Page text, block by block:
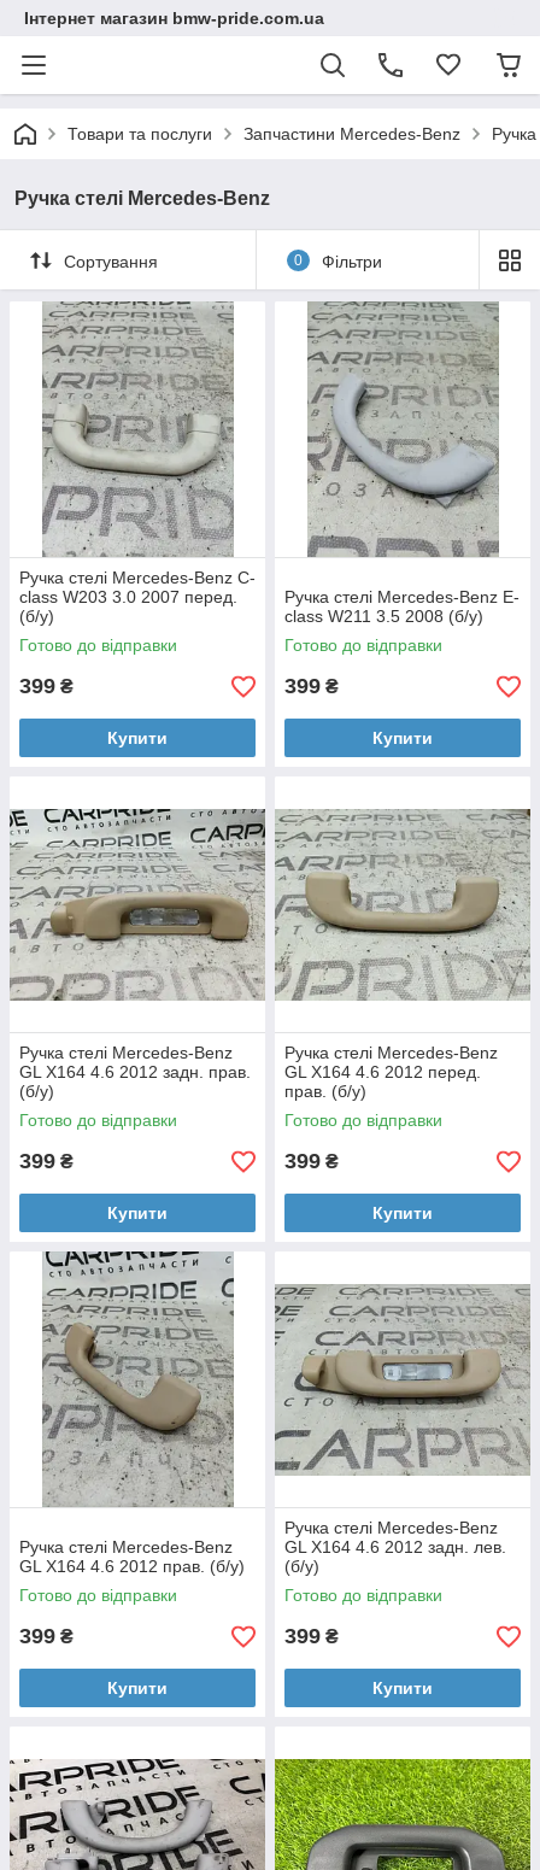
Інтернет магазин bmw-pride.com.ua
Товари та послуги Запчастини Mercedes-Benz
Ручка стелі Mercedes-Benz
Сортування 0 Фільтри
Ручка стелі Mercedes-Benz C-
class W203 3.0 2007 перед.
(б/у)
Готово до відправки
399 ₴
Купити
Ручка стелі Mercedes-Benz E-
class W211 3.5 2008 (б/у)
Готово до відправки
399 ₴
Купити
Ручка стелі Mercedes-Benz
GL X164 4.6 2012 задн. прав.
(б/у)
Готово до відправки
399 ₴
Купити
Ручка стелі Mercedes-Benz
GL X164 4.6 2012 перед.
прав. (б/у)
Готово до відправки
399 ₴
Купити
Ручка стелі Mercedes-Benz
GL X164 4.6 2012 прав. (б/у)
Готово до відправки
399 ₴
Купити
Ручка стелі Mercedes-Benz
GL X164 4.6 2012 задн. лев.
(б/у)
Готово до відправки
399 ₴
Купити